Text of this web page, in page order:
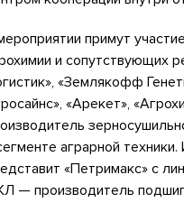
примут
и сопутствующих
«Землякофф
«Арекет»,
аграрной
«Петримакс» с
— производитель